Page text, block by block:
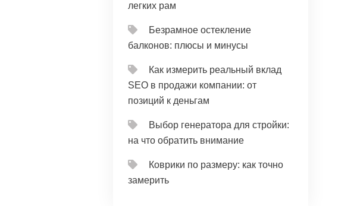
легких рам
Безрамное остекление
балконов: плюсы и минусы
Как измерить реальный вклад
SEO в продажи компании: от
позиций к деньгам
Выбор генератора для стройки:
на что обратить внимание
Коврики по размеру: как точно
замерить